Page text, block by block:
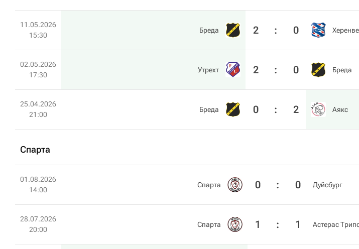
11.05.2026
15:30
Бреда 2 : 0
02.05.2026
17:30
Утрехт 2 : 0 Бреда
25.04.2026
21:00
Бреда 0 : 2 Аякс
Спарта
01.08.2026
14:00
Спарта 0 : 0 Дуйсбург
28.07.2026
20:00
Спарта 1 : 1 Астерас